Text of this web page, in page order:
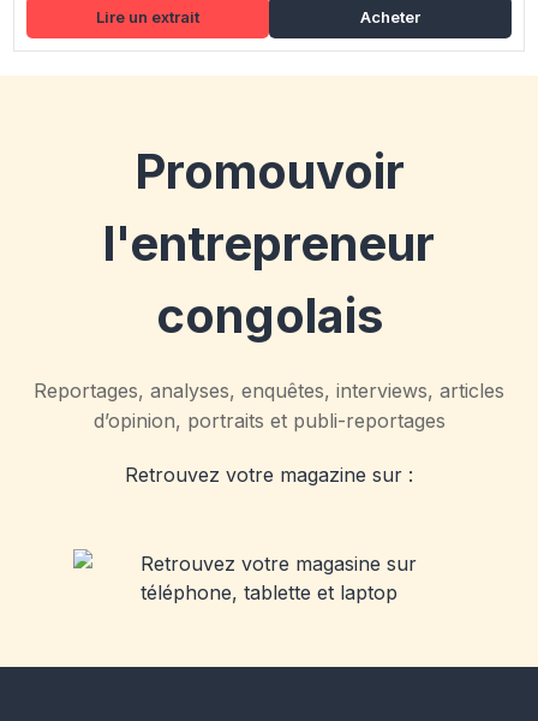
Lire un extrait Acheter
Promouvoir
l'entrepreneur
congolais
Reportages, analyses, enquêtes, interviews, articles
d’opinion, portraits et publi-reportages
Retrouvez votre magazine sur :